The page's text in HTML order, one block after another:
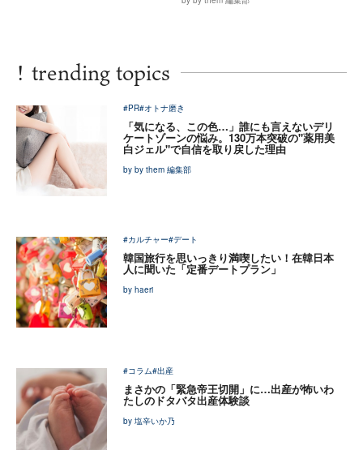
! trending topics
#PR#オトナ磨き
「気になる、この色…」誰にも言えないデリ
ケートゾーンの悩み。130万本突破の"薬用美
白ジェル"で自信を取り戻した理由
by by them 編集部
#カルチャー#デート
韓国旅行を思いっきり満喫したい！在韓日本
人に聞いた「定番デートプラン」
by haeri
#コラム#出産
まさかの「緊急帝王切開」に…出産が怖いわ
たしのドタバタ出産体験談
by 塩辛いか乃